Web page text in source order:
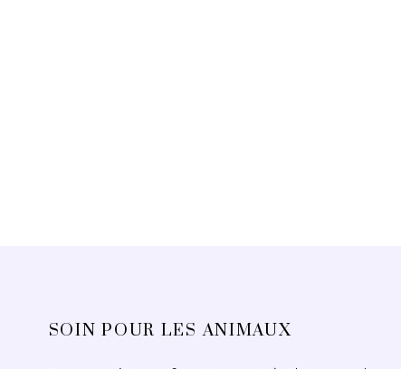
SOIN POUR LES ANIMAUX